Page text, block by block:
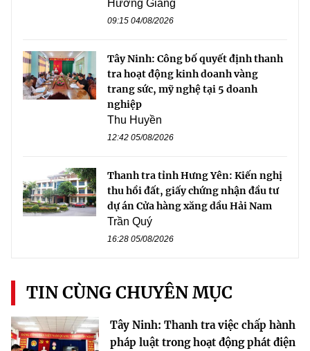
Hương Giang
09:15 04/08/2026
Tây Ninh: Công bố quyết định thanh
tra hoạt động kinh doanh vàng
trang sức, mỹ nghệ tại 5 doanh
nghiệp
Thu Huyền
12:42 05/08/2026
Thanh tra tỉnh Hưng Yên: Kiến nghị
thu hồi đất, giấy chứng nhận đầu tư
dự án Cửa hàng xăng dầu Hải Nam
Trần Quý
16:28 05/08/2026
TIN CÙNG CHUYÊN MỤC
Tây Ninh: Thanh tra việc chấp hành
pháp luật trong hoạt động phát điện